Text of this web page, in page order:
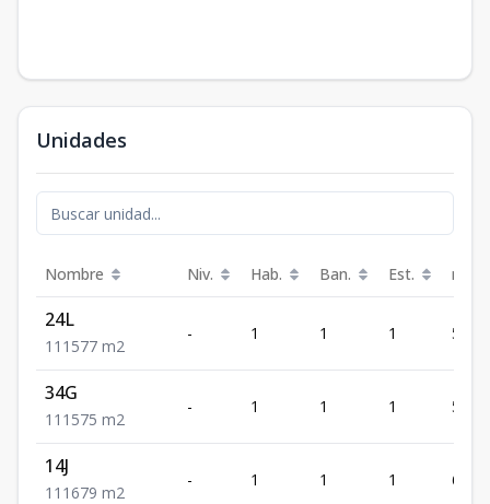
Unidades
Nombre Niv. Hab. Ban. Est. m²
24L
1 1 1 577 m2
- 1 1 1 577
34G
1 1 1 575 m2
- 1 1 1 575
14J
1 1 1 679 m2
- 1 1 1 679